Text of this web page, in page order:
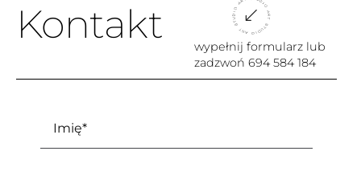
Kontakt
wypełnij formularz lub
zadzwoń 694 584 184